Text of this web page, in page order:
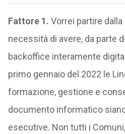
Fattore 1. Vorrei partire dalla
necessità di avere, da parte
backoffice interamente
primo gennaio del 2022 le
formazione, gestione e
documento informatico
esecutive. Non tutti i